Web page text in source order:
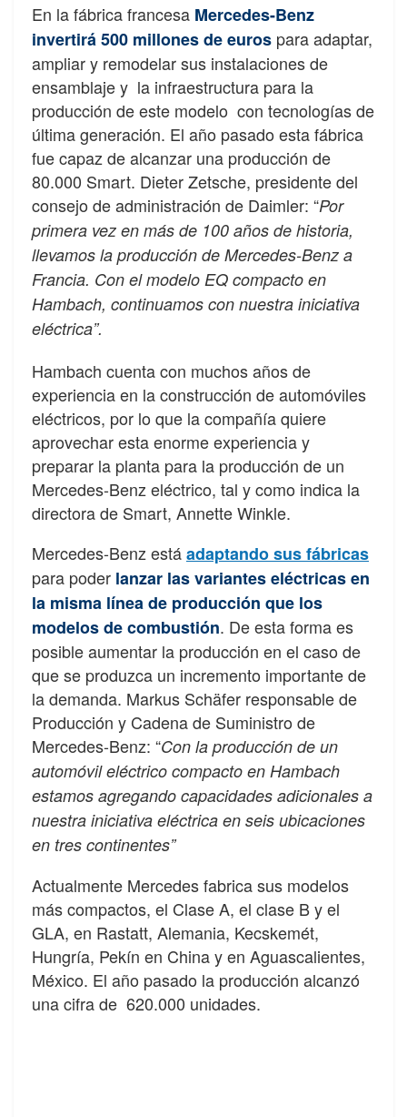
En la fábrica francesa Mercedes-Benz
invertirá 500 millones de euros para adaptar,
ampliar y remodelar sus instalaciones de
ensamblaje y la infraestructura para la
producción de este modelo con tecnologías de
última generación. El año pasado esta fábrica
fue capaz de alcanzar una producción de
80.000 Smart. Dieter Zetsche, presidente del
consejo de administración de Daimler: “Por
primera vez en más de 100 años de historia,
llevamos la producción de Mercedes-Benz a
Francia. Con el modelo EQ compacto en
Hambach, continuamos con nuestra iniciativa
eléctrica”.
Hambach cuenta con muchos años de
experiencia en la construcción de automóviles
eléctricos, por lo que la compañía quiere
aprovechar esta enorme experiencia y
preparar la planta para la producción de un
Mercedes-Benz eléctrico, tal y como indica la
directora de Smart, Annette Winkle.
Mercedes-Benz estáadaptando sus fábricas
para poder lanzar las variantes eléctricas en
la misma línea de producción que los
modelos de combustión. De esta forma es
posible aumentar la producción en el caso de
que se produzca un incremento importante de
la demanda. Markus Schäfer responsable de
Producción y Cadena de Suministro de
Mercedes-Benz: “Con la producción de un
automóvil eléctrico compacto en Hambach
estamos agregando capacidades adicionales a
nuestra iniciativa eléctrica en seis ubicaciones
en tres continentes”
Actualmente Mercedes fabrica sus modelos
más compactos, el Clase A, el clase B y el
GLA, en Rastatt, Alemania, Kecskemét,
Hungría, Pekín en China y en Aguascalientes,
México. El año pasado la producción alcanzó
una cifra de 620.000 unidades.